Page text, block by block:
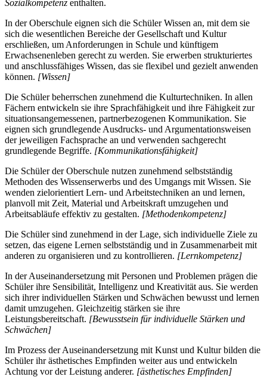
Sozialkompetenz enthalten.
In der Oberschule eignen sich die Schüler Wissen an, mit dem sie
sich die wesentlichen Bereiche der Gesellschaft und Kultur
erschließen, um Anforderungen in Schule und künftigem
Erwachsenenleben gerecht zu werden. Sie erwerben strukturiertes
und anschlussfähiges Wissen, das sie flexibel und gezielt anwenden
können. [Wissen]
Die Schüler beherrschen zunehmend die Kulturtechniken. In allen
Fächern entwickeln sie ihre Sprachfähigkeit und ihre Fähigkeit zur
situationsangemessenen, partnerbezogenen Kommunikation. Sie
eignen sich grundlegende Ausdrucks- und Argumentationsweisen
der jeweiligen Fachsprache an und verwenden sachgerecht
grundlegende Begriffe. [Kommunikationsfähigkeit]
Die Schüler der Oberschule nutzen zunehmend selbstständig
Methoden des Wissenserwerbs und des Umgangs mit Wissen. Sie
wenden zielorientiert Lern- und Arbeitstechniken an und lernen,
planvoll mit Zeit, Material und Arbeitskraft umzugehen und
Arbeitsabläufe effektiv zu gestalten. [Methodenkompetenz]
Die Schüler sind zunehmend in der Lage, sich individuelle Ziele zu
setzen, das eigene Lernen selbstständig und in Zusammenarbeit mit
anderen zu organisieren und zu kontrollieren. [Lernkompetenz]
In der Auseinandersetzung mit Personen und Problemen prägen die
Schüler ihre Sensibilität, Intelligenz und Kreativität aus. Sie werden
sich ihrer individuellen Stärken und Schwächen bewusst und lernen
damit umzugehen. Gleichzeitig stärken sie ihre
Leistungsbereitschaft. [Bewusstsein für individuelle Stärken und
Schwächen]
Im Prozess der Auseinandersetzung mit Kunst und Kultur bilden die
Schüler ihr ästhetisches Empfinden weiter aus und entwickeln
Achtung vor der Leistung anderer. [ästhetisches Empfinden]